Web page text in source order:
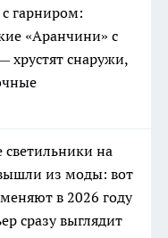
гарниром:
«Аранчини» с
снаружи,
светильники на
из моды: вот
в 2026 году
сразу выглядит